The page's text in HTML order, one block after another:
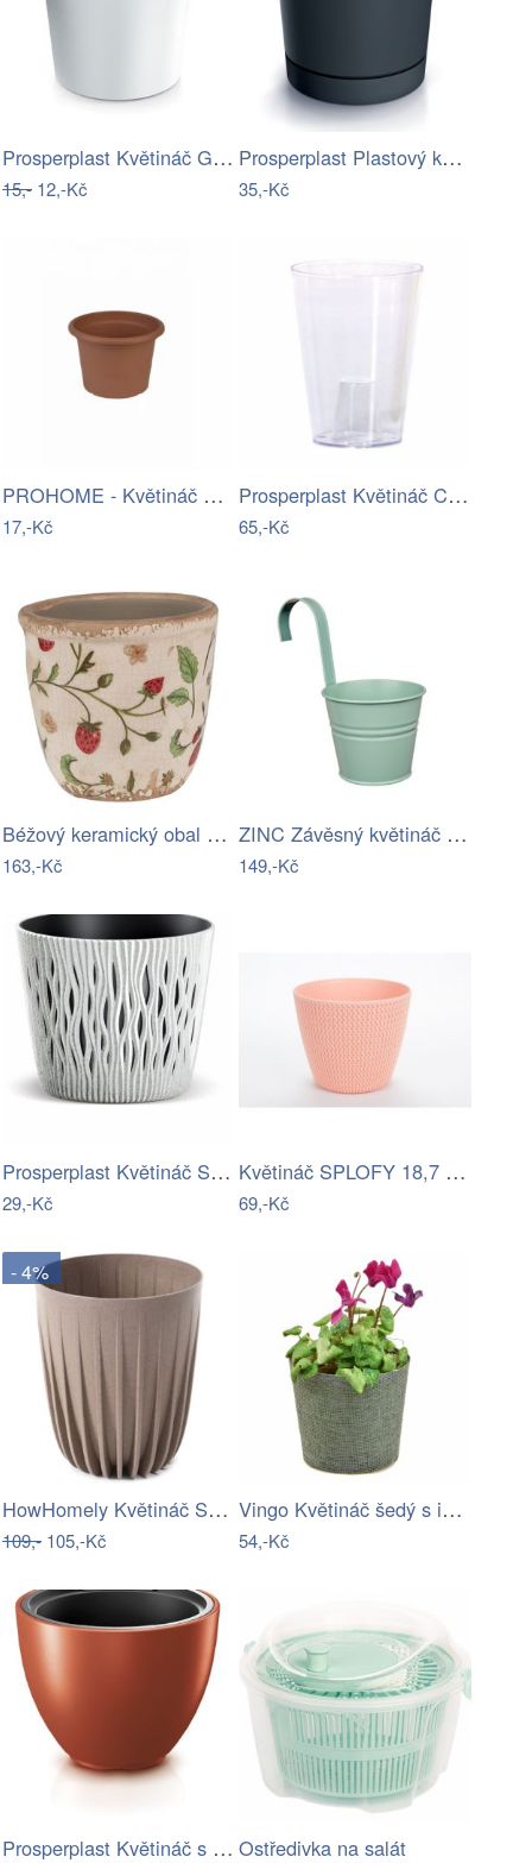
Prosperplast Květináč GROW bílý,…
15,- 12,-Kč
Prosperplast Plastový květináč TUBOS P…
35,-Kč
PROHOME - Květináč CAMPANULA 11 terakota
17,-Kč
Prosperplast Květináč Coubi Orchidea…
65,-Kč
Béžový keramický obal na květináč s…
163,-Kč
ZINC Závěsný květináč 13 cm - sv. zelená
149,-Kč
Prosperplast Květináč SCANDY ECO bílý,…
29,-Kč
Květináč SPLOFY 18,7 cm
69,-Kč
- 4%
HowHomely Květináč STRIPPED ECO VII 19…
109,- 105,-Kč
Vingo Květináč šedý s igelitovou…
54,-Kč
Prosperplast Květináč s vkladem HEOSE… Ostředivka na salát